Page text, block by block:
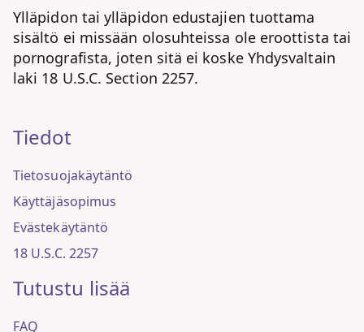
Ylläpidon tai ylläpidon edustajien tuottama
sisältö ei missään olosuhteissa ole eroottista tai
pornografista, joten sitä ei koske Yhdysvaltain
laki 18 U.S.C. Section 2257.
Tiedot
Tietosuojakäytäntö
Käyttäjäsopimus
Evästekäytäntö
18 U.S.C. 2257
Tutustu lisää
FAQ